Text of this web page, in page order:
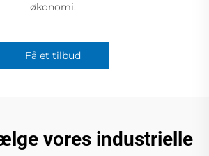
økonomi.
Få et tilbud
vores industrielle